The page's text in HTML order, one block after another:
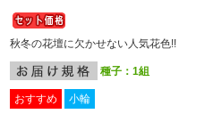
秋冬の花壇に欠かせない人気花色!!
種子：1組
おすすめ 小輪